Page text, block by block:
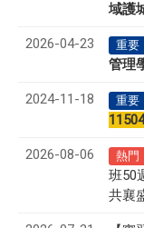
域護
2026-04-23 重要
管理
2024-11-18 重要
2026-08-06 熱門
班50
共襄